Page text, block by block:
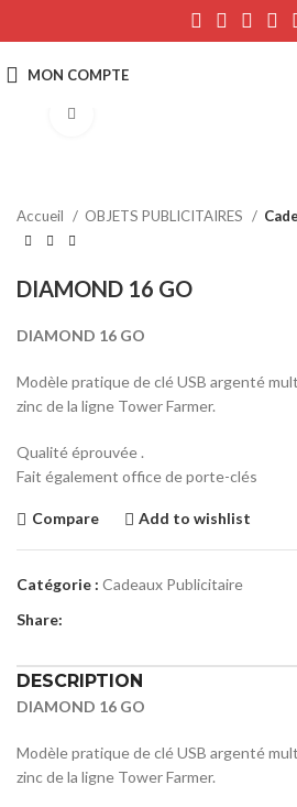
Accueil OBJETS PUBLICITAIRES
DIAMOND 16 GO
DIAMOND 16 GO
Modèle pratique de clé USB argenté
zinc de la ligne Tower Farmer.
Qualité éprouvée .
Fait également office de porte-clés
Compare Add to wishlist
Catégorie : Cadeaux Publicitaire
Share:
DESCRIPTION
DIAMOND 16 GO
Modèle pratique de clé USB argenté
zinc de la ligne Tower Farmer.